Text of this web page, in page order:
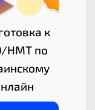
к
НМТ по